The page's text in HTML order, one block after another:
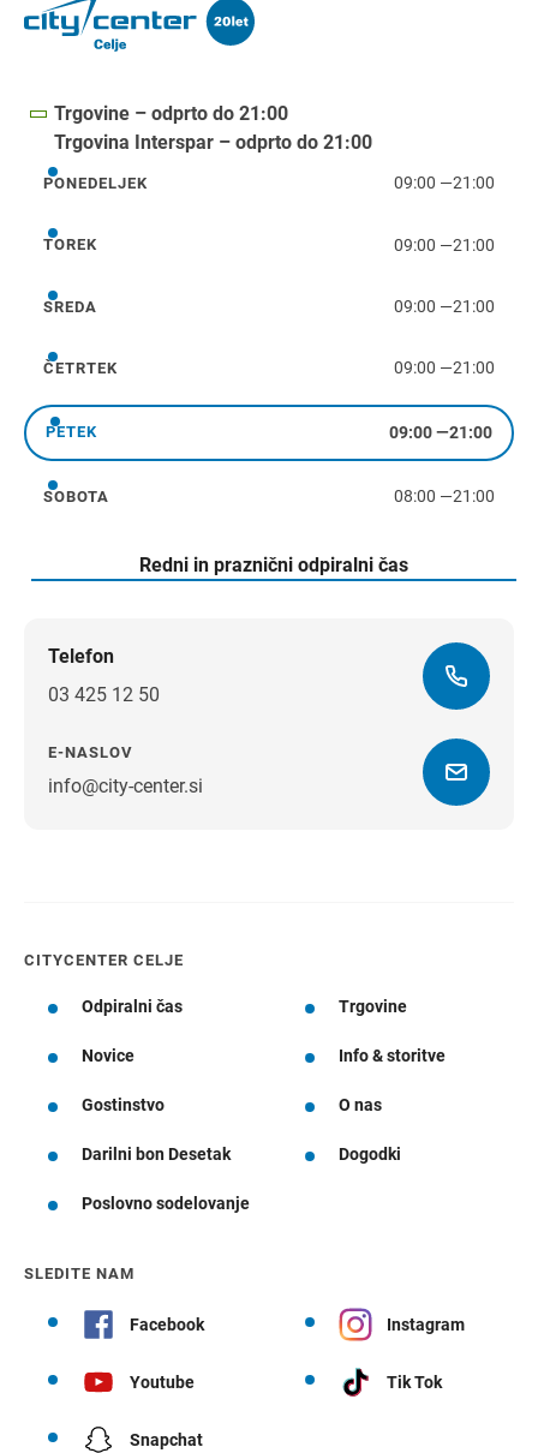
Trgovine – odprto do 21:00
Trgovina Interspar – odprto do 21:00
ponedeljek
PONEDELJEK 09:00 —21:00
torek
TOREK 09:00 —21:00
sreda
SREDA 09:00 —21:00
četrtek
ČETRTEK 09:00 —21:00
petek
PETEK 09:00—21:00
sobota
SOBOTA 08:00 —21:00
Redni in praznični odpiralni čas
Telefon
03 425 12 50
E-NASLOV
info@city-center.si
CITYCENTER CELJE
Odpiralni čas Trgovine
Novice Info & storitve
Gostinstvo O nas
Darilni bon Desetak Dogodki
Poslovno sodelovanje
SLEDITE NAM
Facebook Instagram
Youtube Tik Tok
Snapchat